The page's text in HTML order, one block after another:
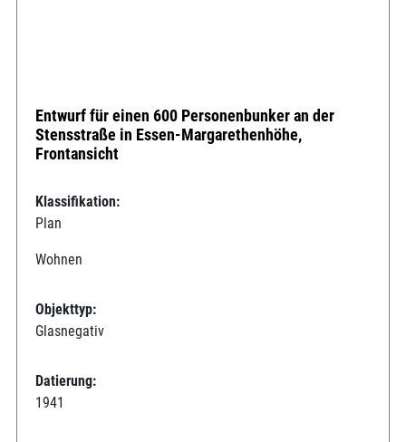
Entwurf für einen 600 Personenbunker an der
Stensstraße in Essen-Margarethenhöhe,
Frontansicht
Klassifikation:
Plan
Wohnen
Objekttyp:
Glasnegativ
Datierung:
1941